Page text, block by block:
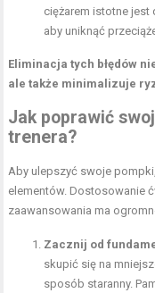
ciężarem istotne
aby uniknąć
Eliminacja tych błędów
ale także minimalizuje
Jak poprawić
trenera?
Aby ulepszyć swoje
elementów. Dostosowanie
zaawansowania ma
Zacznij od
skupić się na
sposób staranny.